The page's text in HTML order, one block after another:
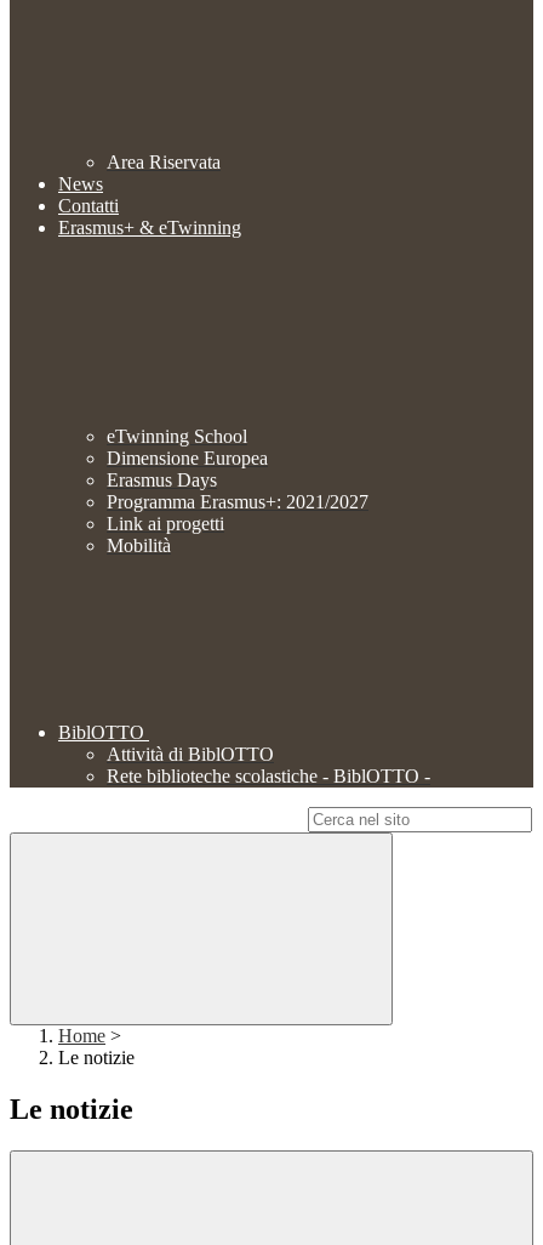
Area Riservata
News
Contatti
Erasmus+ & eTwinning
eTwinning School
Dimensione Europea
Erasmus Days
Programma Erasmus+: 2021/2027
Link ai progetti
Mobilità
BiblOTTO
Attività di BiblOTTO
Rete biblioteche scolastiche - BiblOTTO -
Home >
Le notizie
Le notizie